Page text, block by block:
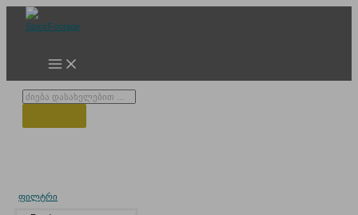
Products
ფილტრი